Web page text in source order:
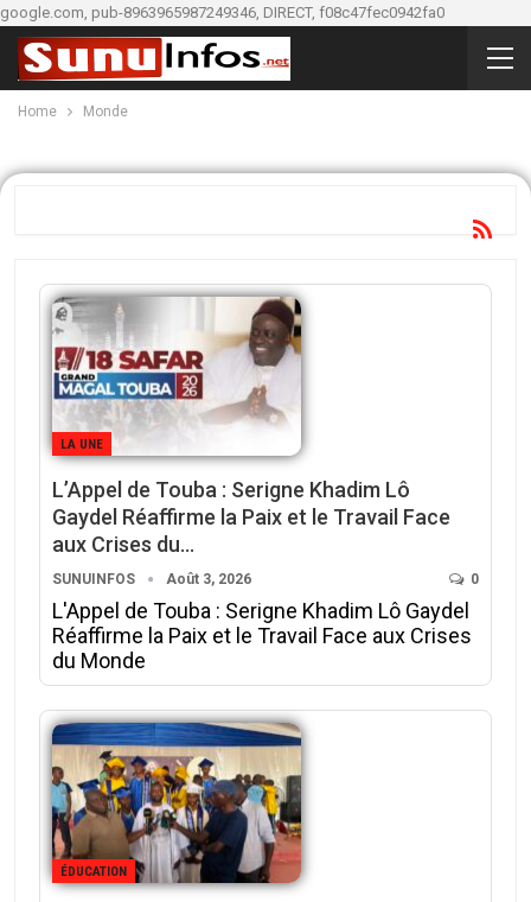
google.com, pub-8963965987249346, DIRECT, f08c47fec0942fa0
Home Monde
LA UNE
L’Appel de Touba : Serigne Khadim Lô
Gaydel Réaffirme la Paix et le Travail Face
aux Crises du…
SUNUINFOS Août 3, 2026 0
L'Appel de Touba : Serigne Khadim Lô Gaydel
Réaffirme la Paix et le Travail Face aux Crises
du Monde
ÉDUCATION